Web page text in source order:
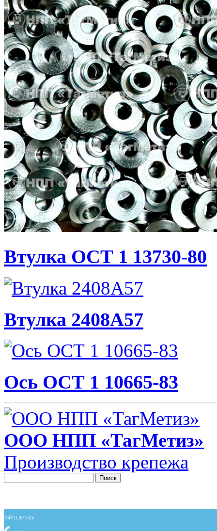
Втулка ОСТ 1 13730-80
Втулка 2408А57
Ось ОСТ 1 10665-83
ООО НПП «ТагМетиз»
Производство крепежа
Поиск